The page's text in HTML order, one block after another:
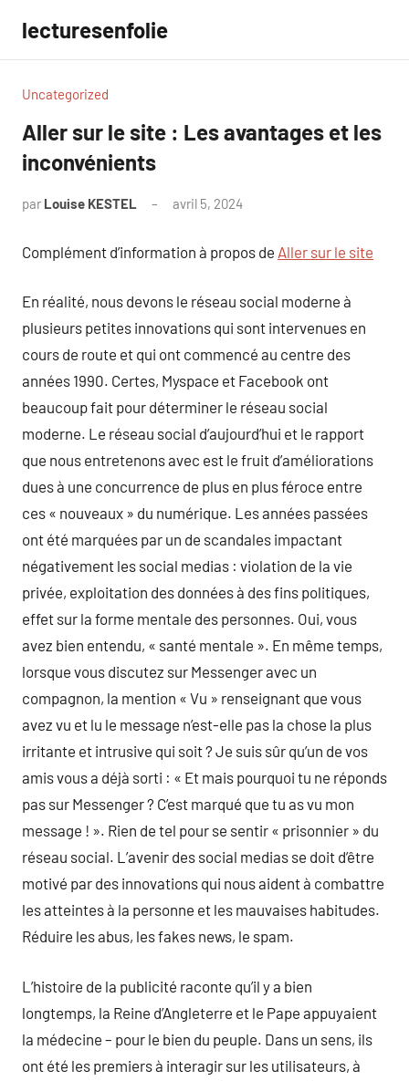
contenu
lecturesenfolie
Uncategorized
Aller sur le site : Les avantages et les
inconvénients
par Louise KESTEL avril 5, 2024
Complément d’information à propos de Aller sur le site
En réalité, nous devons le réseau social moderne à
plusieurs petites innovations qui sont intervenues en
cours de route et qui ont commencé au centre des
années 1990. Certes, Myspace et Facebook ont
beaucoup fait pour déterminer le réseau social
moderne. Le réseau social d’aujourd’hui et le rapport
que nous entretenons avec est le fruit d’améliorations
dues à une concurrence de plus en plus féroce entre
ces « nouveaux » du numérique. Les années passées
ont été marquées par un de scandales impactant
négativement les social medias : violation de la vie
privée, exploitation des données à des fins politiques,
effet sur la forme mentale des personnes. Oui, vous
avez bien entendu, « santé mentale ». En même temps,
lorsque vous discutez sur Messenger avec un
compagnon, la mention « Vu » renseignant que vous
avez vu et lu le message n’est-elle pas la chose la plus
irritante et intrusive qui soit ? Je suis sûr qu’un de vos
amis vous a déjà sorti : « Et mais pourquoi tu ne réponds
pas sur Messenger ? C’est marqué que tu as vu mon
message ! ». Rien de tel pour se sentir « prisonnier » du
réseau social. L’avenir des social medias se doit d’être
motivé par des innovations qui nous aident à combattre
les atteintes à la personne et les mauvaises habitudes.
Réduire les abus, les fakes news, le spam.
L’histoire de la publicité raconte qu’il y a bien
longtemps, la Reine d’Angleterre et le Pape appuyaient
la médecine – pour le bien du peuple. Dans un sens, ils
ont été les premiers à interagir sur les utilisateurs, à